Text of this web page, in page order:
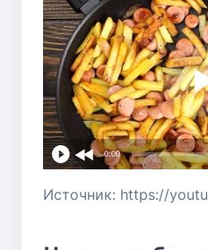
0:00
Источник: https://